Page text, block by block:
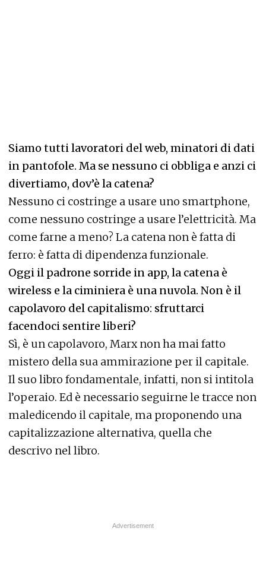
Siamo tutti lavoratori del web, minatori di dati
in pantofole. Ma se nessuno ci obbliga e anzi ci
divertiamo, dov’è la catena?
Nessuno ci costringe a usare uno smartphone,
come nessuno costringe a usare l’elettricità. Ma
come farne a meno? La catena non è fatta di
ferro: è fatta di dipendenza funzionale.
Oggi il padrone sorride in app, la catena è
wireless e la ciminiera è una nuvola. Non è il
capolavoro del capitalismo: sfruttarci
facendoci sentire liberi?
Sì, è un capolavoro, Marx non ha mai fatto
mistero della sua ammirazione per il capitale.
Il suo libro fondamentale, infatti, non si intitola
l’operaio. Ed è necessario seguirne le tracce non
maledicendo il capitale, ma proponendo una
capitalizzazione alternativa, quella che
descrivo nel libro.